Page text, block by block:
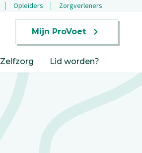
Opleiders Zorgverleners
Mijn ProVoet
Zelfzorg Lid worden?